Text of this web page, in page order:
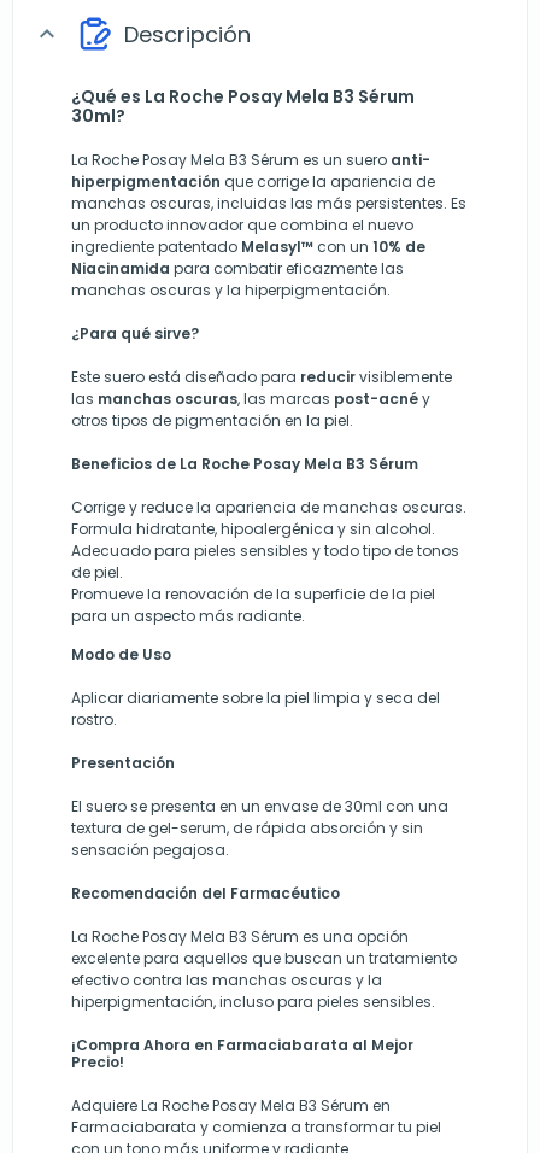
expand_more Descripción
¿Qué es La Roche Posay Mela B3 Sérum
30ml?
La Roche Posay Mela B3 Sérum es un suero anti-
hiperpigmentación que corrige la apariencia de
manchas oscuras, incluidas las más persistentes. Es
un producto innovador que combina el nuevo
ingrediente patentado Melasyl™ con un 10% de
Niacinamida para combatir eficazmente las
manchas oscuras y la hiperpigmentación.
¿Para qué sirve?
Este suero está diseñado para reducirvisiblemente
las manchas oscuras, las marcas post-acnéy
otros tipos de pigmentación en la piel.
Beneficios de La Roche Posay Mela B3 Sérum
Corrige y reduce la apariencia de manchas oscuras.
Formula hidratante, hipoalergénica y sin alcohol.
Adecuado para pieles sensibles y todo tipo de tonos
de piel.
Promueve la renovación de la superficie de la piel
para un aspecto más radiante.
Modo de Uso
Aplicar diariamente sobre la piel limpia y seca del
rostro.
Presentación
El suero se presenta en un envase de 30ml con una
textura de gel-serum, de rápida absorción y sin
sensación pegajosa.
Recomendación del Farmacéutico
La Roche Posay Mela B3 Sérum es una opción
excelente para aquellos que buscan un tratamiento
efectivo contra las manchas oscuras y la
hiperpigmentación, incluso para pieles sensibles.
¡Compra Ahora en Farmaciabarata al Mejor
Precio!
Adquiere La Roche Posay Mela B3 Sérum en
Farmaciabarata y comienza a transformar tu piel